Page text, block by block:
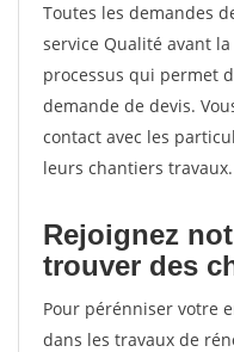
Toutes les demandes
service Qualité avant
processus qui permet
demande de devis.
contact avec les
leurs chantiers travaux.
Rejoignez
trouver des
Pour pérénniser votre
dans les travaux de